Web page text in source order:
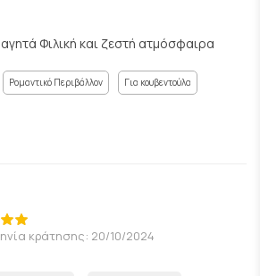
Φιλική και ζεστή ατμόσφαιρα
Ρομαντικό Περιβάλλον Για κουβεντούλα
κράτησης: 20/10/2024